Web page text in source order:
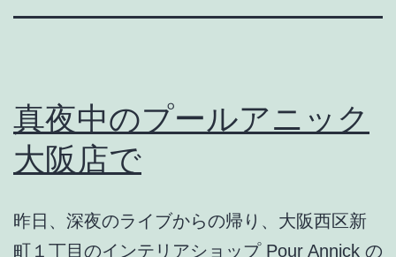
真夜中のプールアニック
大阪店で
昨日、深夜のライブからの帰り、大阪西区新
町１丁目のインテリアショップ Pour Annick の